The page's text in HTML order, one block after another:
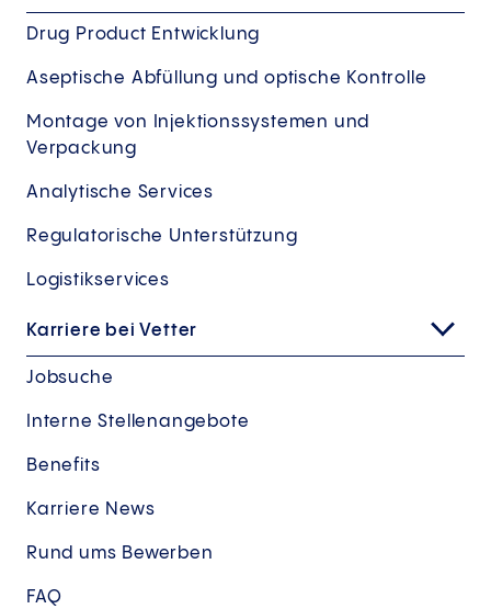
Drug Product Entwicklung
Aseptische Abfüllung und optische Kontrolle
Montage von Injektionssystemen und
Verpackung
Analytische Services
Regulatorische Unterstützung
Logistikservices
Karriere bei Vetter
Jobsuche
Interne Stellenangebote
Benefits
Karriere News
Rund ums Bewerben
FAQ